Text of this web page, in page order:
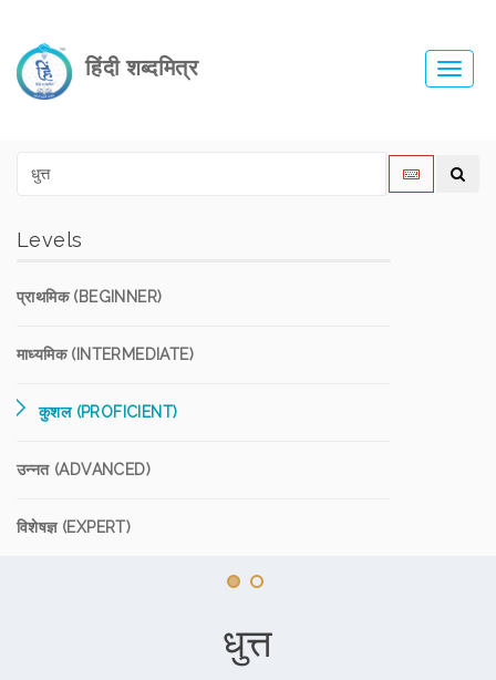
हिंदी शब्दमित्र
Levels
प्राथमिक (BEGINNER)
माध्यमिक (INTERMEDIATE)
कुशल (PROFICIENT)
उन्नत (ADVANCED)
विशेषज्ञ (EXPERT)
धुत्त